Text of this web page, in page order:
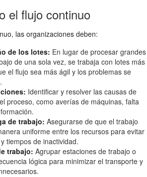
el flujo continuo
las organizaciones deben:
de los lotes: En lugar de procesar grandes
de una sola vez, se trabaja con lotes más
el flujo sea más ágil y los problemas se
Identificar y resolver las causas de
proceso, como averías de máquinas, falta
de trabajo: Asegurarse de que el trabajo
uniforme entre los recursos para evitar
tiempos de inactividad.
trabajo: Agrupar estaciones de trabajo o
lógica para minimizar el transporte y